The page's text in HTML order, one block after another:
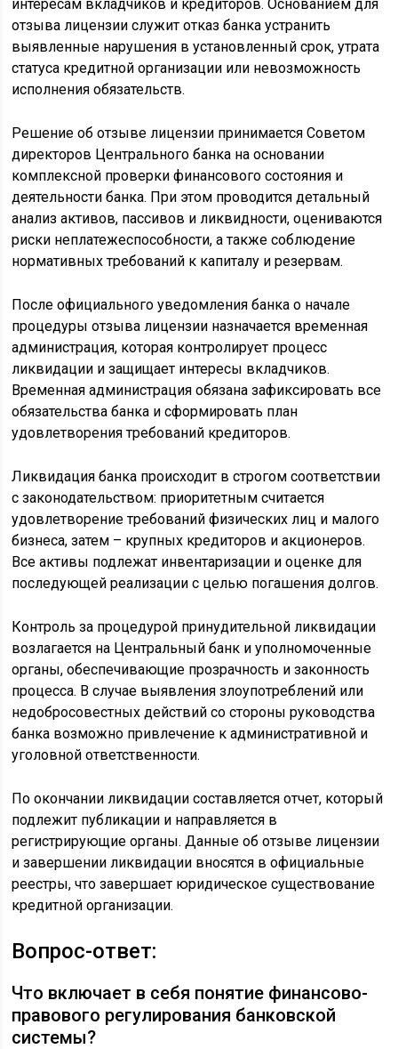
интересам вкладчиков и кредиторов. Основанием для
отзыва лицензии служит отказ банка устранить
выявленные нарушения в установленный срок, утрата
статуса кредитной организации или невозможность
исполнения обязательств.
Решение об отзыве лицензии принимается Советом
директоров Центрального банка на основании
комплексной проверки финансового состояния и
деятельности банка. При этом проводится детальный
анализ активов, пассивов и ликвидности, оцениваются
риски неплатежеспособности, а также соблюдение
нормативных требований к капиталу и резервам.
После официального уведомления банка о начале
процедуры отзыва лицензии назначается временная
администрация, которая контролирует процесс
ликвидации и защищает интересы вкладчиков.
Временная администрация обязана зафиксировать все
обязательства банка и сформировать план
удовлетворения требований кредиторов.
Ликвидация банка происходит в строгом соответствии
с законодательством: приоритетным считается
удовлетворение требований физических лиц и малого
бизнеса, затем – крупных кредиторов и акционеров.
Все активы подлежат инвентаризации и оценке для
последующей реализации с целью погашения долгов.
Контроль за процедурой принудительной ликвидации
возлагается на Центральный банк и уполномоченные
органы, обеспечивающие прозрачность и законность
процесса. В случае выявления злоупотреблений или
недобросовестных действий со стороны руководства
банка возможно привлечение к административной и
уголовной ответственности.
По окончании ликвидации составляется отчет, который
подлежит публикации и направляется в
регистрирующие органы. Данные об отзыве лицензии
и завершении ликвидации вносятся в официальные
реестры, что завершает юридическое существование
кредитной организации.
Вопрос-ответ:
Что включает в себя понятие финансово-
правового регулирования банковской
системы?